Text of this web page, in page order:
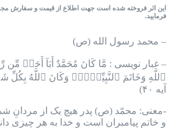
این اثر فروخته شده است جهت اطلاع از قیمت و سفارش مجدد
فرمایید.
– محمد رسول الله (ص)
– غبار نویسی : مَّا كَانَ مُحَمَّدٌ أَبَآ أَحَدٖ
ٱللَّهِ وَخَاتَمَ ٱلنَّبِيِّـۧنَۗ وَكَانَ ٱللَّهُ بِكُلِّ
آیه ۴۰)
-معنی: ‌محمّد (ص) پدر هیچ یک از مردانِ
و خاتم پیامبران است و خدا به هر چیزى